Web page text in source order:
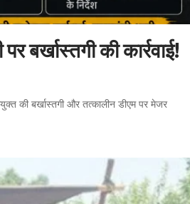
बर्खास्तगी की कार्रवाई!
की बर्खास्तगी और तत्कालीन डीएम पर मेजर